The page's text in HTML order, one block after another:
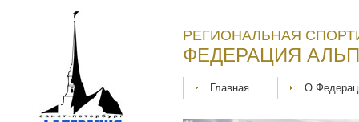
РЕГИОНАЛЬНАЯ
ФЕДЕРАЦИЯ
Главная О